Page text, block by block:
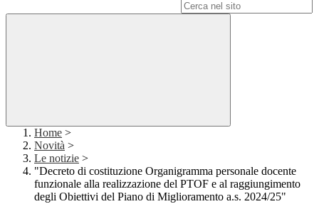
Home >
Novità >
Le notizie >
"Decreto di costituzione Organigramma personale docente
funzionale alla realizzazione del PTOF e al raggiungimento
degli Obiettivi del Piano di Miglioramento a.s. 2024/25"